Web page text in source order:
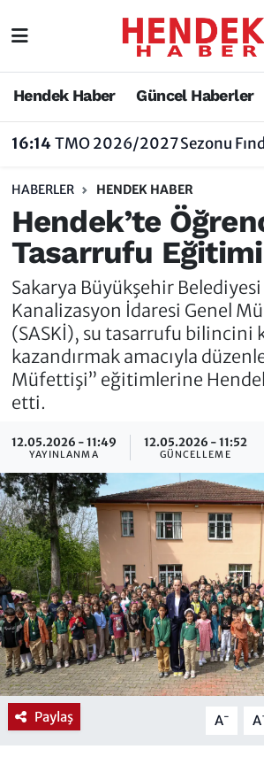
Hendek Haber Güncel Haberler
16:14TMO 2026/2027 Sezonu Fındık Alım
HABERLER HENDEK HABER
Hendek’te
Tasarrufu
Sakarya Büyükşehir Belediyesi
Kanalizasyon İdaresi Genel
(SASKİ), su tasarrufu bilincini
kazandırmak amacıyla
Müfettişi” eğitimlerine
etti.
12.05.2026 - 11:49
YAYINLANMA
12.05.2026 - 11:52
GÜNCELLEME
Paylaş A- A
Hendek Haber
Nöbetçi Eczaneler
Vefat Edenler
Hendek Haber
Hakkında
Hendek Haber Reklam
Künye
İletişim
Sakarya Nöbetçi Eczaneler
Sakarya Trafik Yoğunluk
Süper Lig Puan Durumu ve
Tüm Manşetler
Son Dakika Haberleri
Haber Arşivi